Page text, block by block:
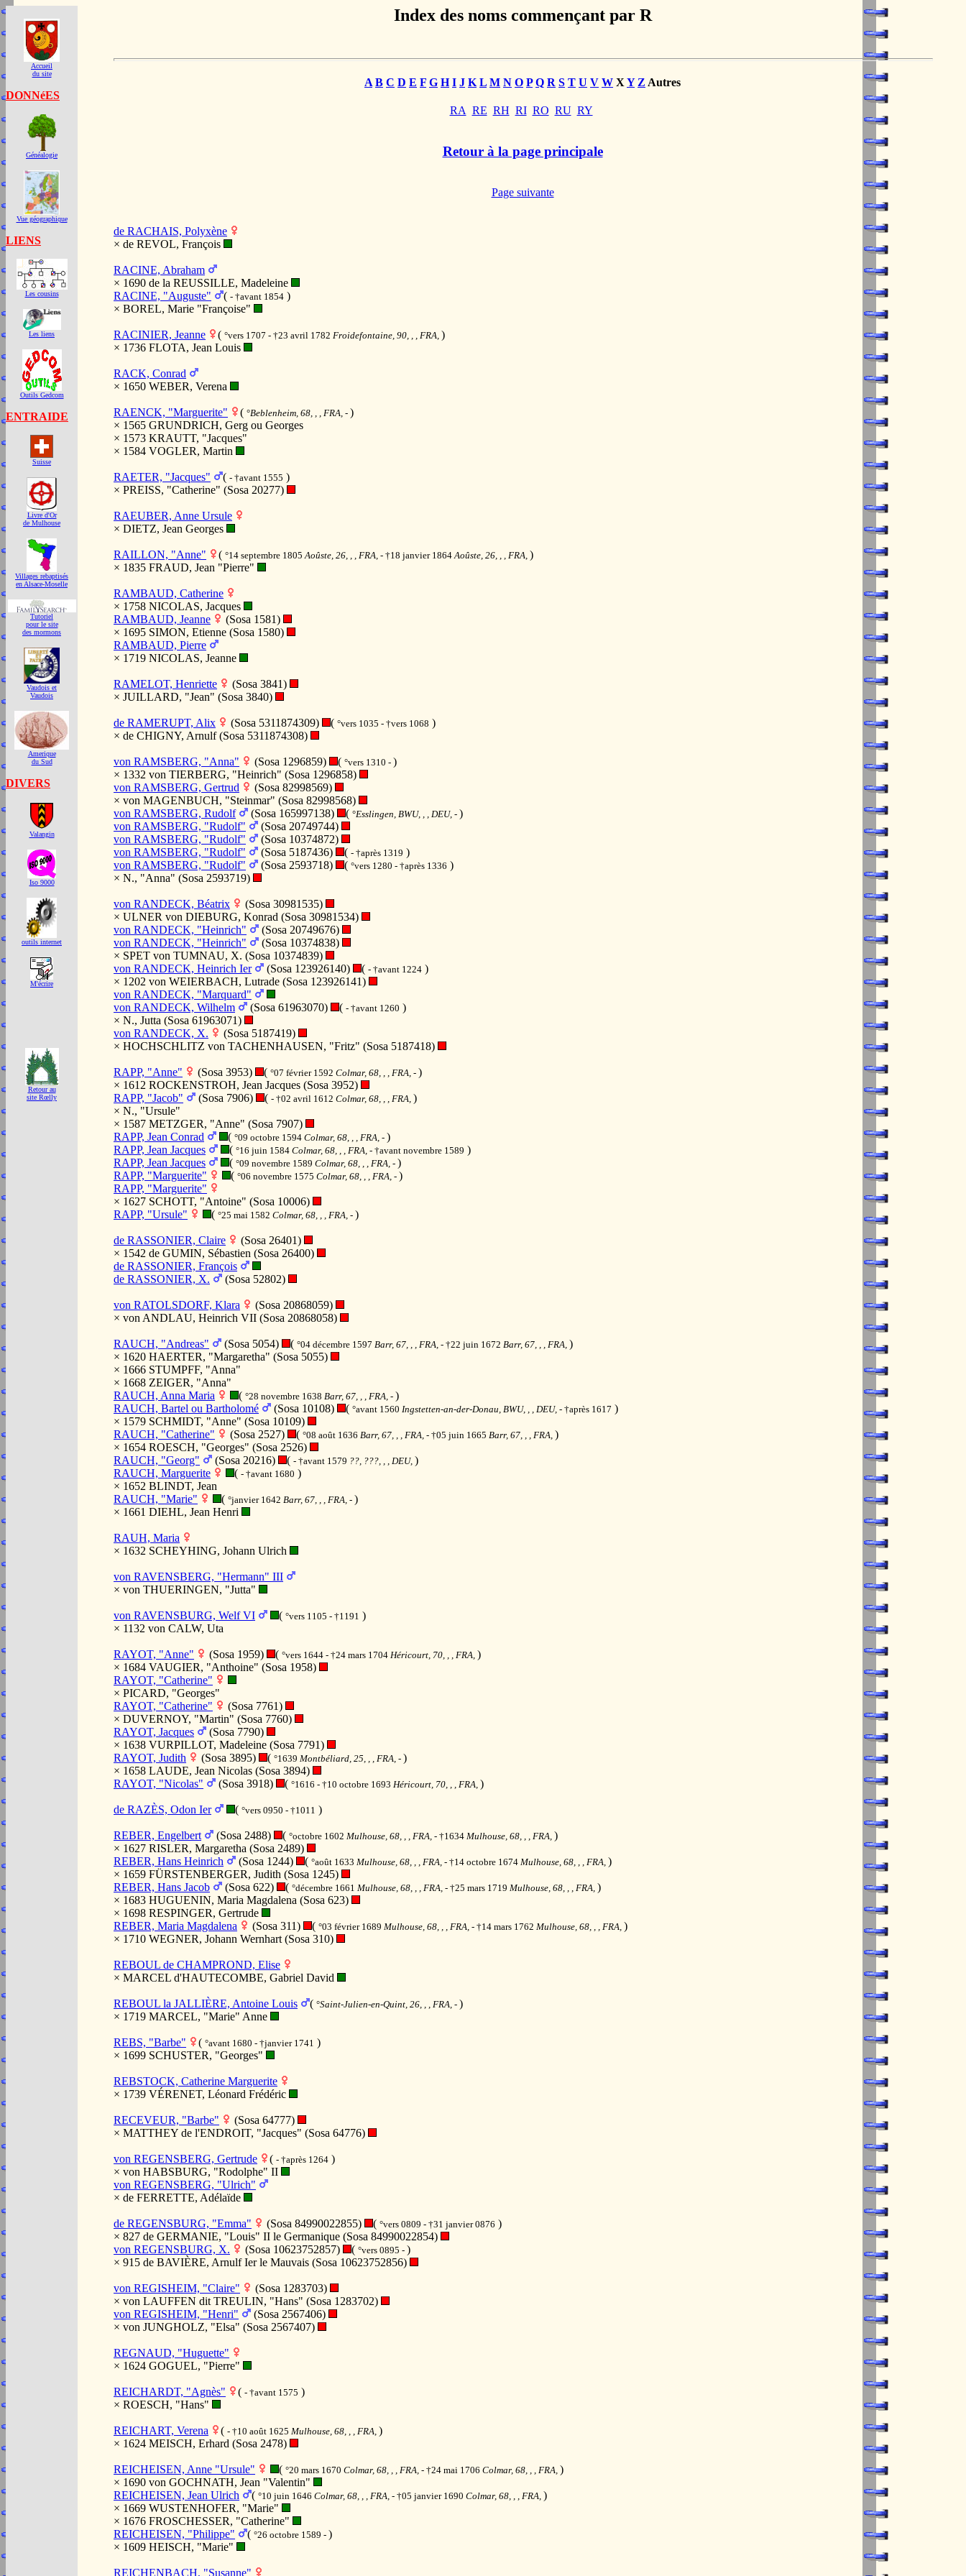
Accueil
du site
DONNéES
Généalogie
Vue géographique
LIENS
Les cousins
Les liens
Outils Gedcom
ENTRAIDE
Suisse
Livre d'Or
de Mulhouse
Villages rebaptisés
en Alsace-Moselle
Tutoriel
pour le site
des mormons
Vaudois et
Vaudois
Amerique
du Sud
DIVERS
Valangin
Iso 9000
outils internet
M'écrire
Retour au
site Rœlly
Index des noms commençant par R
A B C D E F G H I J K L M N O P Q R S T U V W X Y Z Autres
RA RE RH RI RO RU RY
Retour à la page principale
Page suivante
de RACHAIS, Polyxène
× de REVOL, François
RACINE, Abraham
× 1690 de la REUSSILLE, Madeleine
RACINE, "Auguste"
( - †avant 1854 )
× BOREL, Marie "Françoise"
RACINIER, Jeanne ( °vers 1707 - †23 avril 1782 Froidefontaine, 90, , , FRA, )
× 1736 FLOTA, Jean Louis
RACK, Conrad
× 1650 WEBER, Verena
RAENCK, "Marguerite" ( °Beblenheim, 68, , , FRA, - )
× 1565 GRUNDRICH, Gerg ou Georges
× 1573 KRAUTT, "Jacques"
× 1584 VOGLER, Martin
RAETER, "Jacques" ( - †avant 1555 )
× PREISS, "Catherine" (Sosa 20277)
RAEUBER, Anne Ursule
× DIETZ, Jean Georges
RAILLON, "Anne" ( °14 septembre 1805 Aoûste, 26, , , FRA, - †18 janvier 1864 Aoûste, 26, , , FRA, )
× 1835 FRAUD, Jean "Pierre"
RAMBAUD, Catherine
× 1758 NICOLAS, Jacques
RAMBAUD, Jeanne
(Sosa 1581)
× 1695 SIMON, Etienne (Sosa 1580)
RAMBAUD, Pierre
× 1719 NICOLAS, Jeanne
RAMELOT, Henriette
(Sosa 3841)
× JUILLARD, "Jean" (Sosa 3840)
de RAMERUPT, Alix (Sosa 5311874309) ( °vers 1035 - †vers 1068 )
× de CHIGNY, Arnulf (Sosa 5311874308)
von RAMSBERG, "Anna" (Sosa 1296859) ( °vers 1310 - )
× 1332 von TIERBERG, "Heinrich" (Sosa 1296858)
von RAMSBERG, Gertrud
(Sosa 82998569)
× von MAGENBUCH, "Steinmar" (Sosa 82998568)
von RAMSBERG, Rudolf
(Sosa 165997138) ( °Esslingen, BWU, , , DEU, - )
von RAMSBERG, "Rudolf"
(Sosa 20749744)
von RAMSBERG, "Rudolf"
(Sosa 10374872)
von RAMSBERG, "Rudolf"
(Sosa 5187436) ( - †après 1319 )
von RAMSBERG, "Rudolf"
(Sosa 2593718) ( °vers 1280 - †après 1336 )
× N., "Anna" (Sosa 2593719)
von RANDECK, Béatrix
(Sosa 30981535)
× ULNER von DIEBURG, Konrad (Sosa 30981534)
von RANDECK, "Heinrich"
(Sosa 20749676)
von RANDECK, "Heinrich"
(Sosa 10374838)
× SPET von TUMNAU, X. (Sosa 10374839)
von RANDECK, Heinrich Ier
(Sosa 123926140) ( - †avant 1224 )
× 1202 von WEIERBACH, Lutrade (Sosa 123926141)
von RANDECK, "Marquard"
von RANDECK, Wilhelm
(Sosa 61963070) ( - †avant 1260 )
× N., Jutta (Sosa 61963071)
von RANDECK, X.
(Sosa 5187419)
× HOCHSCHLITZ von TACHENHAUSEN, "Fritz" (Sosa 5187418)
RAPP, "Anne" (Sosa 3953) ( °07 février 1592 Colmar, 68, , , FRA, - )
× 1612 ROCKENSTROH, Jean Jacques (Sosa 3952)
RAPP, "Jacob"
(Sosa 7906) ( - †02 avril 1612 Colmar, 68, , , FRA, )
× N., "Ursule"
× 1587 METZGER, "Anne" (Sosa 7907)
RAPP, Jean Conrad
( °09 octobre 1594 Colmar, 68, , , FRA, - )
RAPP, Jean Jacques
( °16 juin 1584 Colmar, 68, , , FRA, - †avant novembre 1589 )
RAPP, Jean Jacques
( °09 novembre 1589 Colmar, 68, , , FRA, - )
RAPP, "Marguerite"
( °06 novembre 1575 Colmar, 68, , , FRA, - )
RAPP, "Marguerite"
× 1627 SCHOTT, "Antoine" (Sosa 10006)
RAPP, "Ursule"
( °25 mai 1582 Colmar, 68, , , FRA, - )
de RASSONIER, Claire
(Sosa 26401)
× 1542 de GUMIN, Sébastien (Sosa 26400)
de RASSONIER, François
de RASSONIER, X.
(Sosa 52802)
von RATOLSDORF, Klara
(Sosa 20868059)
× von ANDLAU, Heinrich VII (Sosa 20868058)
RAUCH, "Andreas" (Sosa 5054) ( °04 décembre 1597 Barr, 67, , , FRA, - †22 juin 1672 Barr, 67, , , FRA, )
× 1620 HAERTER, "Margaretha" (Sosa 5055)
× 1666 STUMPFF, "Anna"
× 1668 ZEIGER, "Anna"
RAUCH, Anna Maria
( °28 novembre 1638 Barr, 67, , , FRA, - )
RAUCH, Bartel ou Bartholomé
(Sosa 10108) ( °avant 1560 Ingstetten-an-der-Donau, BWU, , , DEU, - †après 1617 )
× 1579 SCHMIDT, "Anne" (Sosa 10109)
RAUCH, "Catherine"
(Sosa 2527) ( °08 août 1636 Barr, 67, , , FRA, - †05 juin 1665 Barr, 67, , , FRA, )
× 1654 ROESCH, "Georges" (Sosa 2526)
RAUCH, "Georg"
(Sosa 20216) ( - †avant 1579 ??, ???, , , DEU, )
RAUCH, Marguerite
( - †avant 1680 )
× 1652 BLINDT, Jean
RAUCH, "Marie"
( °janvier 1642 Barr, 67, , , FRA, - )
× 1661 DIEHL, Jean Henri
RAUH, Maria
× 1632 SCHEYHING, Johann Ulrich
von RAVENSBERG, "Hermann" III
× von THUERINGEN, "Jutta"
von RAVENSBURG, Welf VI ( °vers 1105 - †1191 )
× 1132 von CALW, Uta
RAYOT, "Anne" (Sosa 1959) ( °vers 1644 - †24 mars 1704 Héricourt, 70, , , FRA, )
× 1684 VAUGIER, "Anthoine" (Sosa 1958)
RAYOT, "Catherine"
× PICARD, "Georges"
RAYOT, "Catherine"
(Sosa 7761)
× DUVERNOY, "Martin" (Sosa 7760)
RAYOT, Jacques
(Sosa 7790)
× 1638 VURPILLOT, Madeleine (Sosa 7791)
RAYOT, Judith
(Sosa 3895) ( °1639 Montbéliard, 25, , , FRA, - )
× 1658 LAUDE, Jean Nicolas (Sosa 3894)
RAYOT, "Nicolas"
(Sosa 3918) ( °1616 - †10 octobre 1693 Héricourt, 70, , , FRA, )
de RAZÈS, Odon Ier ( °vers 0950 - †1011 )
REBER, Engelbert (Sosa 2488) ( °octobre 1602 Mulhouse, 68, , , FRA, - †1634 Mulhouse, 68, , , FRA, )
× 1627 RISLER, Margaretha (Sosa 2489)
REBER, Hans Heinrich
(Sosa 1244) ( °août 1633 Mulhouse, 68, , , FRA, - †14 octobre 1674 Mulhouse, 68, , , FRA, )
× 1659 FÜRSTENBERGER, Judith (Sosa 1245)
REBER, Hans Jacob
(Sosa 622) ( °décembre 1661 Mulhouse, 68, , , FRA, - †25 mars 1719 Mulhouse, 68, , , FRA, )
× 1683 HUGUENIN, Maria Magdalena (Sosa 623)
× 1698 RESPINGER, Gertrude
REBER, Maria Magdalena
(Sosa 311) ( °03 février 1689 Mulhouse, 68, , , FRA, - †14 mars 1762 Mulhouse, 68, , , FRA, )
× 1710 WEGNER, Johann Wernhart (Sosa 310)
REBOUL de CHAMPROND, Elise
× MARCEL d'HAUTECOMBE, Gabriel David
REBOUL la JALLIÈRE, Antoine Louis ( °Saint-Julien-en-Quint, 26, , , FRA, - )
× 1719 MARCEL, "Marie" Anne
REBS, "Barbe" ( °avant 1680 - †janvier 1741 )
× 1699 SCHUSTER, "Georges"
REBSTOCK, Catherine Marguerite
× 1739 VÉRENET, Léonard Frédéric
RECEVEUR, "Barbe"
(Sosa 64777)
× MATTHEY de l'ENDROIT, "Jacques" (Sosa 64776)
von REGENSBERG, Gertrude ( - †après 1264 )
× von HABSBURG, "Rodolphe" II
von REGENSBERG, "Ulrich"
× de FERRETTE, Adélaïde
de REGENSBURG, "Emma" (Sosa 84990022855) ( °vers 0809 - †31 janvier 0876 )
× 827 de GERMANIE, "Louis" II le Germanique (Sosa 84990022854)
von REGENSBURG, X.
(Sosa 10623752857) ( °vers 0895 - )
× 915 de BAVIÈRE, Arnulf Ier le Mauvais (Sosa 10623752856)
von REGISHEIM, "Claire"
(Sosa 1283703)
× von LAUFFEN dit TREULIN, "Hans" (Sosa 1283702)
von REGISHEIM, "Henri"
(Sosa 2567406)
× von JUNGHOLZ, "Elsa" (Sosa 2567407)
REGNAUD, "Huguette"
× 1624 GOGUEL, "Pierre"
REICHARDT, "Agnès" ( - †avant 1575 )
× ROESCH, "Hans"
REICHART, Verena ( - †10 août 1625 Mulhouse, 68, , , FRA, )
× 1624 MEISCH, Erhard (Sosa 2478)
REICHEISEN, Anne "Ursule" ( °20 mars 1670 Colmar, 68, , , FRA, - †24 mai 1706 Colmar, 68, , , FRA, )
× 1690 von GOCHNATH, Jean "Valentin"
REICHEISEN, Jean Ulrich
( °10 juin 1646 Colmar, 68, , , FRA, - †05 janvier 1690 Colmar, 68, , , FRA, )
× 1669 WUSTENHOFER, "Marie"
× 1676 FROSCHESSER, "Catherine"
REICHEISEN, "Philippe"
( °26 octobre 1589 - )
× 1609 HEISCH, "Marie"
REICHENBACH, "Susanne"